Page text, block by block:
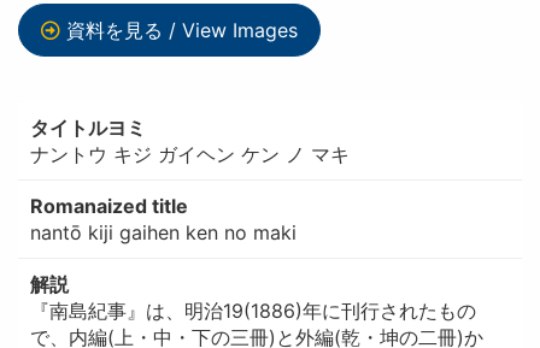
資料を見る / View Images
タイトルヨミ
ナントウ キジ ガイヘン ケン ノ マキ
Romanaized title
nantō kiji gaihen ken no maki
解説
『南島紀事』は、明治19(1886)年に刊行されたもの
で、内編(上・中・下の三冊)と外編(乾・坤の二冊)か